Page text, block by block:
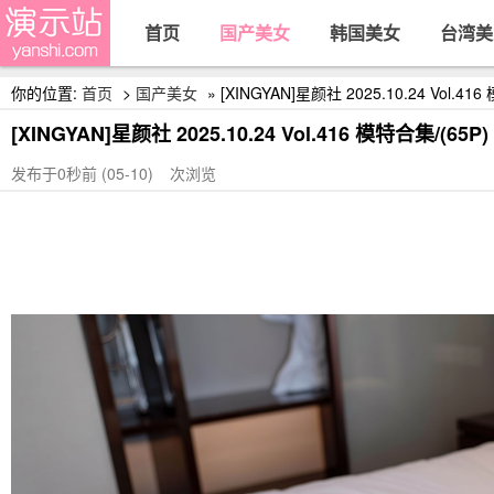
首页 国产美女 韩国美女 台湾
你的位置: 首页 > 国产美女 » [XINGYAN]星颜社 2025.10.24 Vol.416
[XINGYAN]星颜社 2025.10.24 Vol.416 模特合集/(65P)
发布于0秒前 (05-10) 次浏览